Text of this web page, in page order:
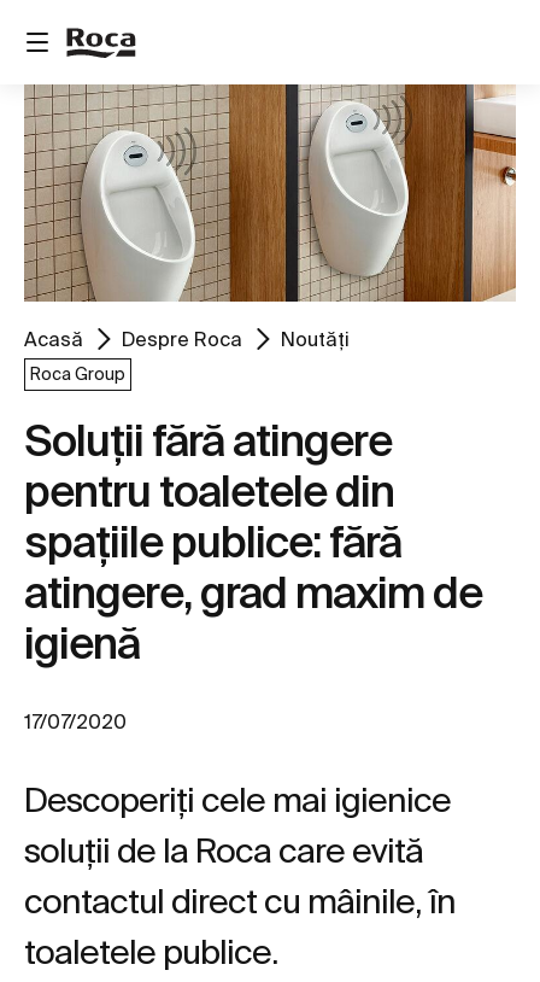
Acasă Despre Roca Noutăți
Roca Group
Soluții fără atingere
pentru toaletele din
spațiile publice: fără
atingere, grad maxim de
igienă
17/07/2020
Descoperiți cele mai igienice
soluții de la Roca care evită
contactul direct cu mâinile, în
toaletele publice.